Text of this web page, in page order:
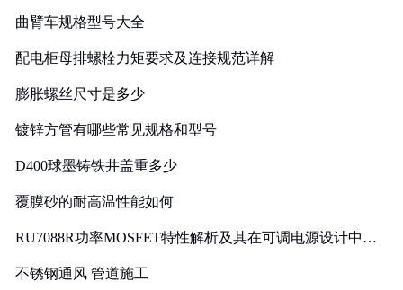
曲臂车规格型号大全
配电柜母排螺栓力矩要求及连接规范详解
膨胀螺丝尺寸是多少
镀锌方管有哪些常见规格和型号
D400球墨铸铁井盖重多少
覆膜砂的耐高温性能如何
RU7088R功率MOSFET特性解析及其在可调电源设计中的
不锈钢通风 管道施工